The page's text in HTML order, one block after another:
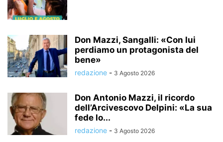
Don Mazzi, Sangalli: «Con lui
perdiamo un protagonista del
bene»
redazione - 3 Agosto 2026
Don Antonio Mazzi, il ricordo
dell’Arcivescovo Delpini: «La sua
fede lo...
redazione - 3 Agosto 2026